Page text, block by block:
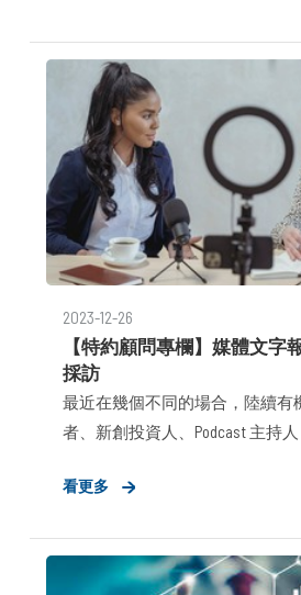
2023-12-26
【特約顧問專欄】媒體文字
採訪
最近在幾個不同的場合，陸續有
者、新創投資人、Podcast 主持
過往在媒體、新創、創投 PR 相
用在往後規劃 PR 策略。
看更多